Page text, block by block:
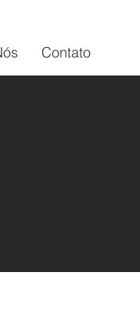
Contato